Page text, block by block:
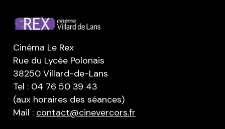
Cinéma Le Rex
Rue du Lycée Polonais
38250 Villard-de-Lans
Tel : 04 76 50 39 43
(aux horaires des séances)
Mail : contact@cinevercors.fr